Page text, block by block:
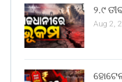
୨.୯
Aug 2,